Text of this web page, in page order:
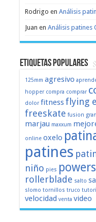
Rodrigo en Análisis
Juan en Análisis patines
Etiquetas populares
125mm agresivo
hopper compra comprar
dolor fitnessflying
freeskate fusion
marjau maxxum
online oxelo
patines
niño pies
rollerblade salto
slomo tornillos truco
velocidad venta video